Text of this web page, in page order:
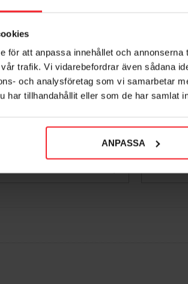
för att anpassa innehållet och
trafik. Vi vidarebefordrar även sådana
och analysföretag som vi samarbetar
har tillhandahållit eller som de har samlat
ANPASSA
PP 1 Muff Nordisk
Gem som favorit